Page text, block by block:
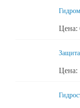
Цена:
Цена: